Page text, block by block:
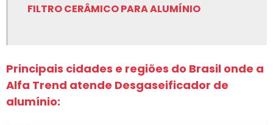
Rotor de grafite para fundição
Sílica fundida onde comprar
Silicato de cálcio
FILTRO CERÂMICO PARA ALUMÍNIO
Principais cidades e regiões do Brasil onde a
Alfa Trend atende Desgaseificador de
alumínio: